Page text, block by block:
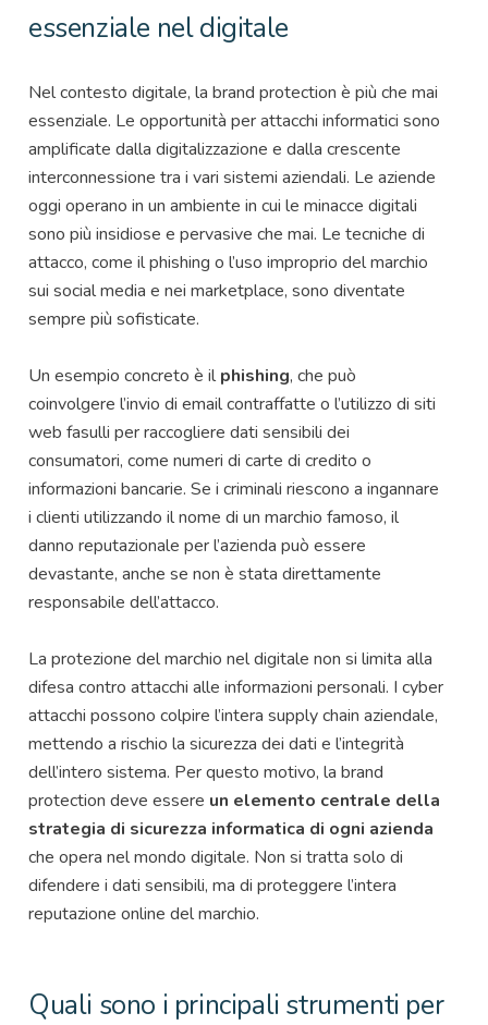
essenziale nel digitale
Nel contesto digitale, la brand protection è più che mai
essenziale. Le opportunità per attacchi informatici sono
amplificate dalla digitalizzazione e dalla crescente
interconnessione tra i vari sistemi aziendali. Le aziende
oggi operano in un ambiente in cui le minacce digitali
sono più insidiose e pervasive che mai. Le tecniche di
attacco, come il phishing o l’uso improprio del marchio
sui social media e nei marketplace, sono diventate
sempre più sofisticate.
Un esempio concreto è ilphishing, che può
coinvolgere l’invio di email contraffatte o l’utilizzo di siti
web fasulli per raccogliere dati sensibili dei
consumatori, come numeri di carte di credito o
informazioni bancarie. Se i criminali riescono a ingannare
i clienti utilizzando il nome di un marchio famoso, il
danno reputazionale per l’azienda può essere
devastante, anche se non è stata direttamente
responsabile dell’attacco.
La protezione del marchio nel digitale non si limita alla
difesa contro attacchi alle informazioni personali. I cyber
attacchi possono colpire l’intera supply chain aziendale,
mettendo a rischio la sicurezza dei dati e l’integrità
dell’intero sistema. Per questo motivo, la brand
protection deve essere un elemento centrale della
strategia di sicurezza informatica di ogni azienda
che opera nel mondo digitale. Non si tratta solo di
difendere i dati sensibili, ma di proteggere l’intera
reputazione online del marchio.
Quali sono i principali strumenti per